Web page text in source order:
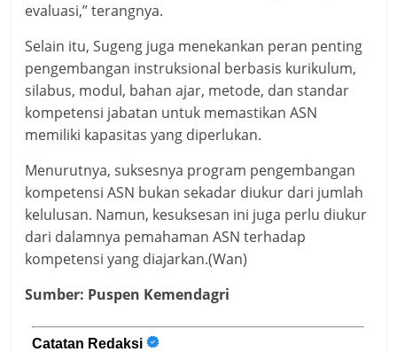
evaluasi,” terangnya.
Selain itu, Sugeng juga menekankan peran penting
pengembangan instruksional berbasis kurikulum,
silabus, modul, bahan ajar, metode, dan standar
kompetensi jabatan untuk memastikan ASN
memiliki kapasitas yang diperlukan.
Menurutnya, suksesnya program pengembangan
kompetensi ASN bukan sekadar diukur dari jumlah
kelulusan. Namun, kesuksesan ini juga perlu diukur
dari dalamnya pemahaman ASN terhadap
kompetensi yang diajarkan.(Wan)
Sumber: Puspen Kemendagri